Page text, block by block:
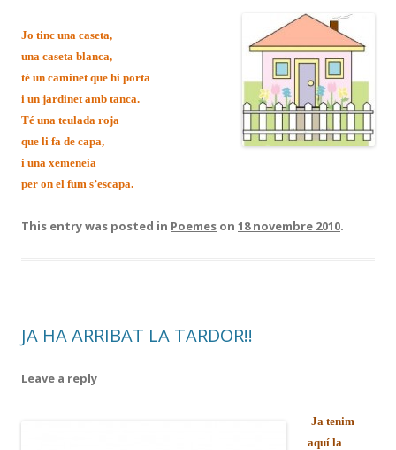
Jo tinc una caseta,
una caseta blanca,
té un caminet que hi porta
i un jardinet amb tanca.
Té una teulada roja
que li fa de capa,
i una xemeneia
per on el fum s’escapa.
This entry was posted in Poemes on 18 novembre 2010.
JA HA ARRIBAT LA TARDOR!!
Leave a reply
Ja tenim
aquí la